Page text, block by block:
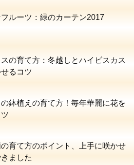
ルーツ：緑のカーテン2017
の育て方：冬越しとハイビスカス
るコツ
鉢植えの育て方！毎年華麗に花を
育て方のポイント、上手に咲かせ
ました